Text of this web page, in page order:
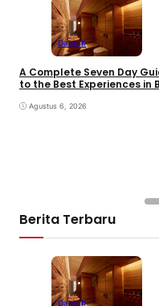
Daerah
A Complete Seven Day
to the Best Experiences in
Agustus 6, 2026
Berita Terbaru
Daerah